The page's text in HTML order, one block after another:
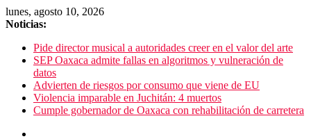
lunes, agosto 10, 2026
Noticias:
Pide director musical a autoridades creer en el valor del arte
SEP Oaxaca admite fallas en algoritmos y vulneración de
datos
Advierten de riesgos por consumo que viene de EU
Violencia imparable en Juchitán: 4 muertos
Cumple gobernador de Oaxaca con rehabilitación de carretera